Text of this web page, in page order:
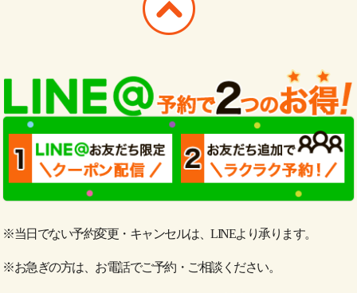
※当日でない予約変更・キャンセルは、LINEより承ります。
※お急ぎの方は、お電話でご予約・ご相談ください。